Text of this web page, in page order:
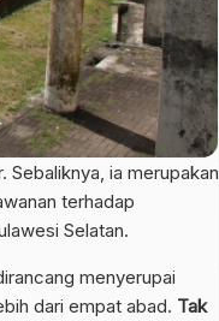
Sebaliknya, ia merupakan
terhadap
Selatan.
menyerupai
dari empat abad. Tak